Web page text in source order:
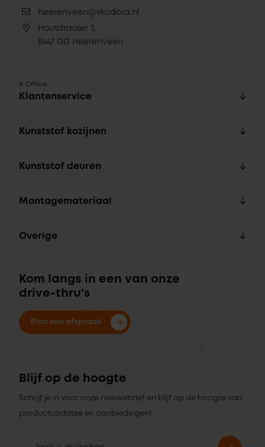
heerenveen@skodora.nl
Houtdraaier 5,
8447 GG Heerenveen
Offline
Klantenservice
Kunststof kozijnen
Kunststof deuren
Montagemateriaal
Overige
Kom langs in een van onze
drive-thru's
Plan een afspraak
Blijf op de hoogte
Schrijf je in voor onze nieuwsbrief en blijf op de hoogte van
productupdates en aanbiedingen!